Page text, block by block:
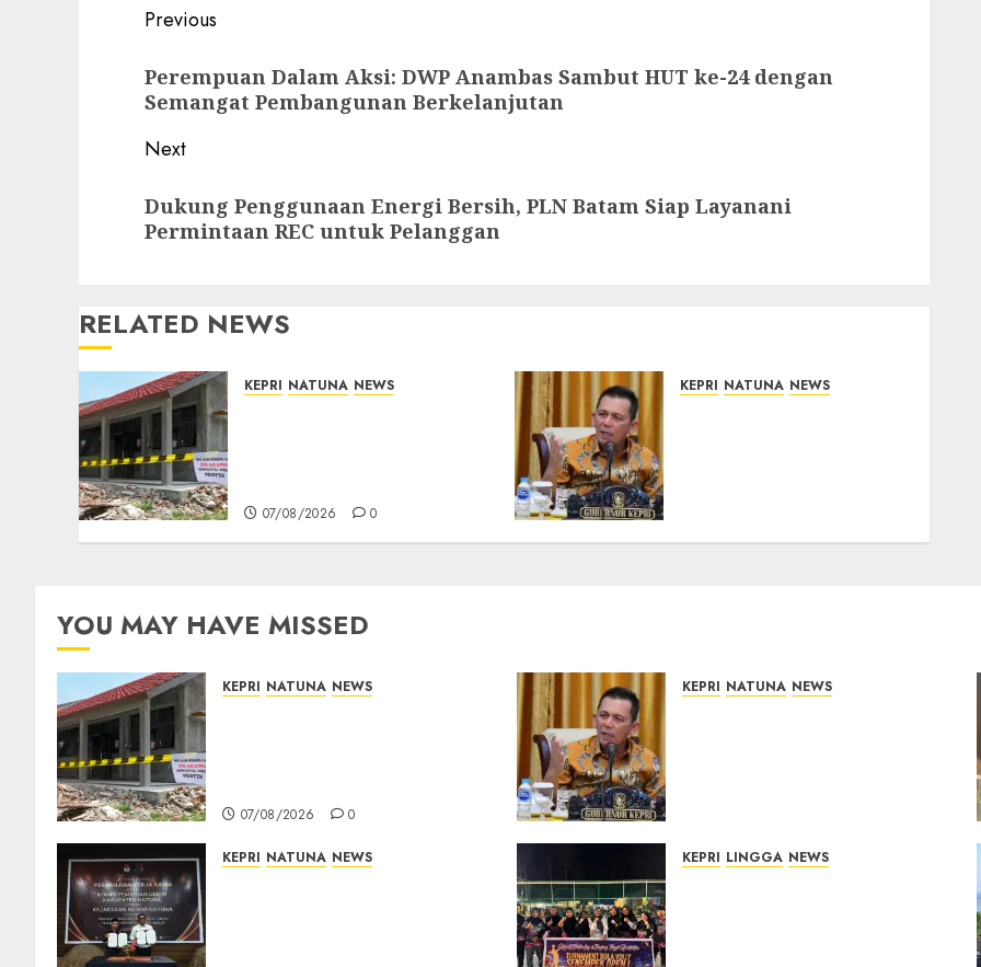
Post
navigation
Previous
post:
Perempuan Dalam Aksi: DWP Anambas Sambut HUT ke-24 dengan
Semangat Pembangunan Berkelanjutan
Next
post:
Dukung Penggunaan Energi Bersih, PLN Batam Siap Layanani
Permintaan REC untuk Pelanggan
RELATED NEWS
KEPRI NATUNA NEWS
07/08/2026 0
KEPRI NATUNA NEWS
07/08/2026 0
YOU MAY HAVE MISSED
KEPRI NATUNA NEWS
07/08/2026 0
KEPRI NATUNA NEWS
KEPRI NATUNA NEWS KEPRI LINGGA NEWS